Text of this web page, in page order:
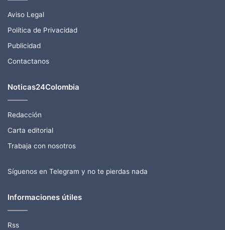
Aviso Legal
Política de Privacidad
Publicidad
Contactanos
Noticas24Colombia
Redacción
Carta editorial
Trabaja con nosotros
Síguenos en Telegram y no te pierdas nada
Informaciones útiles
Rss